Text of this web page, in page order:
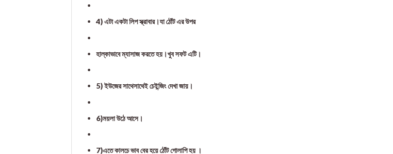
4) এটা একটা লিপ স্ক্রাবার।যা ঠোঁট এর উপর
হাল্কাভাবে ম্যাসাজ করতে হয়।খুব সফট এটি।
5) ইউজের সাথেসাথেই চেইন্জিং দেখা জায়।
6)ময়লা উঠে আসে।
7)এতে কালচে ভাব বের হয়ে ঠোঁট গোলাপি হয় ।